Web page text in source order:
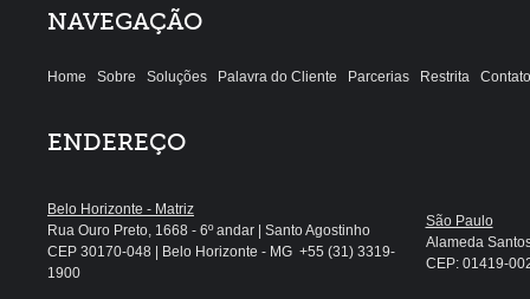
NAVEGAÇÃO
Home Sobre Soluções Palavra do Cliente Parcerias Restrita Contato
ENDEREÇO
Belo Horizonte - Matriz
Rua Ouro Preto, 1668 - 6º andar | Santo Agostinho
CEP 30170-048 | Belo Horizonte - MG +55 (31) 3319-
1900
São Paulo
Alameda
CEP: 01419-